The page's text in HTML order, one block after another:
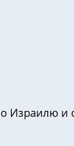
Израилю и